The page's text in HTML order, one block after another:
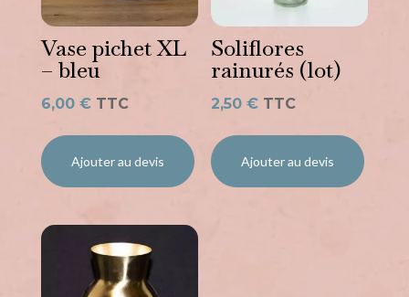
Vase pichet XL
– bleu
6,00 € TTC
Ajouter au devis
Soliflores
rainurés (lot)
2,50€ TTC
Ajouter au devis